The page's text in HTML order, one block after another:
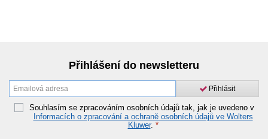
Přihlášení do newsletteru
Přihlásit
Souhlasím se zpracováním osobních údajů tak, jak je uvedeno v
Informacích o zpracování a ochraně osobních údajů ve Wolters
Kluwer. *